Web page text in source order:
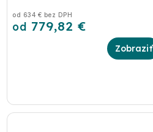
od 634 € bez DPH
od 779,82 €